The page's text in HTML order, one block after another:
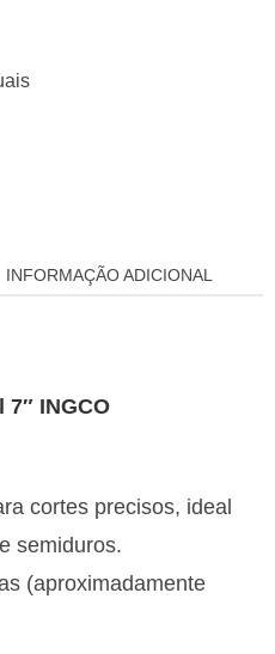
INFORMAÇÃO ADICIONAL
INGCO
cortes precisos, ideal
semiduros.
(aproximadamente